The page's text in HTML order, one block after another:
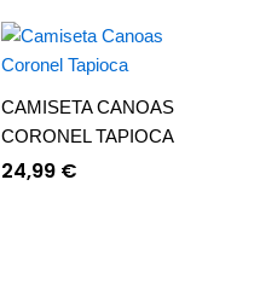
CAMISETA CANOAS
CORONEL TAPIOCA
24,99 €